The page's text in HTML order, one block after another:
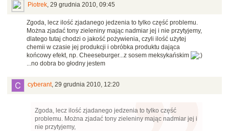
Piotrek, 29 grudnia 2010, 09:45
Zgoda, lecz ilość zjadanego jedzenia to tylko część problemu.
Można zjadać tony zieleniny mając nadmiar jej i nie przytyjemy,
dlatego tutaj chodzi o jakość pożywienia, czyli ilość użytej
chemii w czasie jej produkcji i obróbka produktu dająca
końcowy efekt, np. Cheeseburger...z sosem meksykańskim
...no dobra bo głodny jestem
cyberant, 29 grudnia 2010, 12:20
Zgoda, lecz ilość zjadanego jedzenia to tylko część
problemu. Można zjadać tony zieleniny mając nadmiar jej i
nie przytyjemy,